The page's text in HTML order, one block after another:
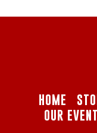
HOME
OUR EVENT